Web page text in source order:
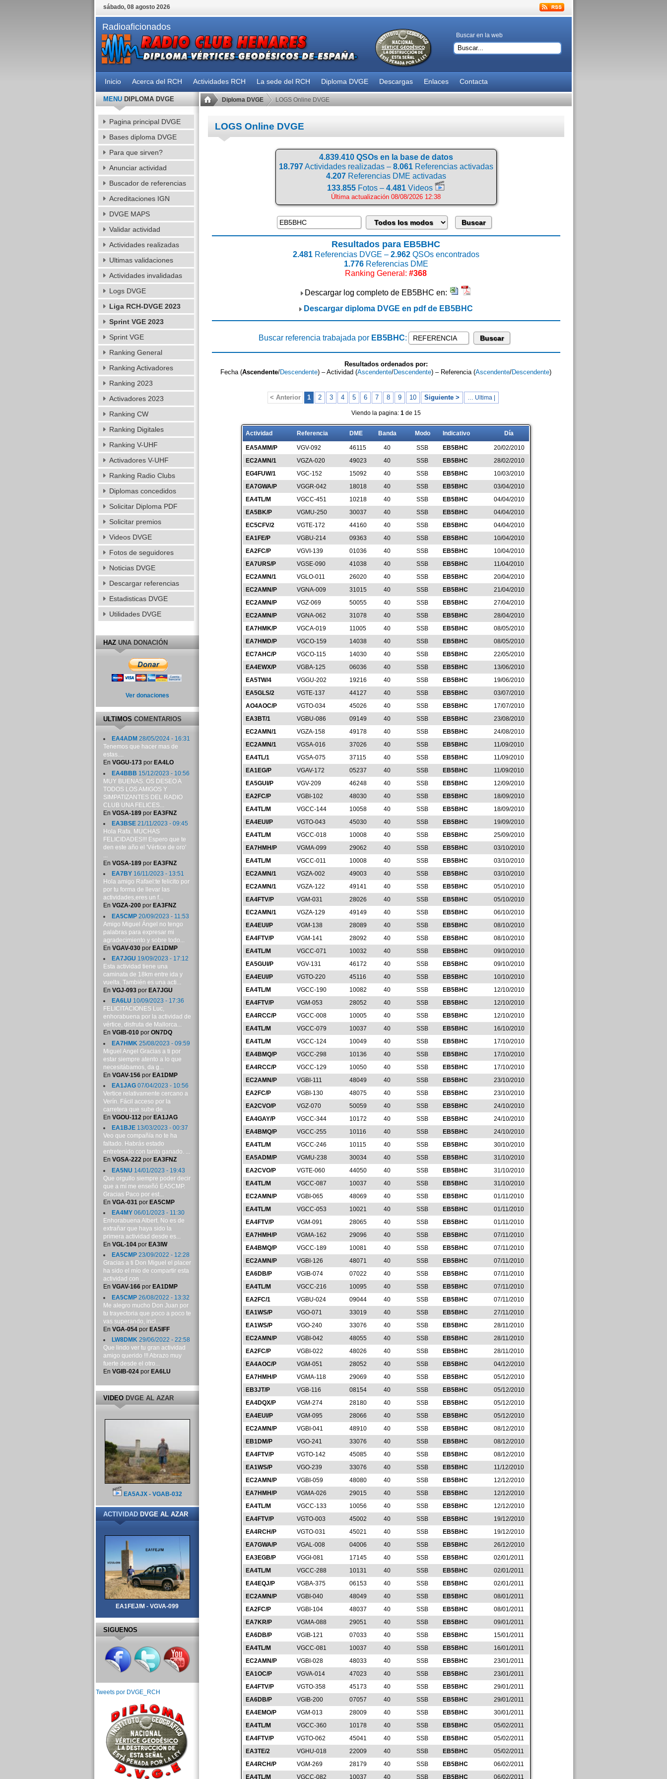
sábado, 08 agosto 2026
Radioaficionados
Buscar en la web
Inicio Acerca del RCH Actividades RCH La sede del RCH Diploma DVGE Descargas Enlaces Contacta
Diploma DVGE LOGS Online DVGE
LOGS Online DVGE
4.839.410 QSOs en la base de datos
18.797Actividades realizadas – 8.061Referencias activadas
4.207Referencias DME activadas
133.855 Fotos – 4.481 Videos
Última actualización 08/08/2026 12:38
Resultados para EB5BHC
2.481Referencias DVGE – 2.962QSOs encontrados
1.776Referencias DME
Ranking General: #368
Descargar log completo de EB5BHC en:
Descargar diploma DVGE en pdf de EB5BHC
Buscar referencia trabajada por EB5BHC:
Resultados ordenados por:
Fecha (Ascendente/Descendente) – Actividad (Ascendente/Descendente) – Referencia (Ascendente/Descendente)
< Anterior 1 2 3 4 5 6 7 8 9 10 Siguiente > … Ultima |
Viendo la pagina: 1de 15
Actividad Referencia DME Banda Modo Indicativo Día
EA5AMM/P VGV-092 46115 40 SSB EB5BHC
20/02/2010
EC2AMN/1
VGZA-020 49023 40 SSB EB5BHC
28/02/2010
EG4FUW/1
VGC-152 15092 40 SSB EB5BHC
10/03/2010
EA7GWA/P
VGGR-042 18018 40 SSB EB5BHC
03/04/2010
EA4TL/M
VGCC-451 10218 40 SSB EB5BHC
04/04/2010
EA5BK/P
VGMU-250 30037 40 SSB EB5BHC
04/04/2010
EC5CFV/2
VGTE-172 44160 40 SSB EB5BHC
04/04/2010
EA1FE/P
VGBU-214 09363 40 SSB EB5BHC
10/04/2010
EA2FC/P
VGVI-139 01036 40 SSB EB5BHC
10/04/2010
EA7URS/P
VGSE-090 41038 40 SSB EB5BHC
11/04/2010
EC2AMN/1
VGLO-011 26020 40 SSB EB5BHC
20/04/2010
EC2AMN/P
VGNA-009 31015 40 SSB EB5BHC
21/04/2010
EC2AMN/P
VGZ-069 50055 40 SSB EB5BHC
27/04/2010
EC2AMN/P
VGNA-062 31078 40 SSB EB5BHC
28/04/2010
EA7HMK/P
VGCA-019 11005 40 SSB EB5BHC
08/05/2010
EA7HMD/P
VGCO-159 14038 40 SSB EB5BHC
08/05/2010
EC7AHC/P
VGCO-115 14030 40 SSB EB5BHC
22/05/2010
EA4EWX/P
VGBA-125 06036 40 SSB EB5BHC
13/06/2010
EA5TW/4
VGGU-202 19216 40 SSB EB5BHC
19/06/2010
EA5GLS/2
VGTE-137 44127 40 SSB EB5BHC
03/07/2010
AO4AOC/P
VGTO-034 45026 40 SSB EB5BHC
17/07/2010
EA3BT/1
VGBU-086 09149 40 SSB EB5BHC
23/08/2010
EC2AMN/1
VGZA-158 49178 40 SSB EB5BHC
24/08/2010
EC2AMN/1
VGSA-016 37026 40 SSB EB5BHC
11/09/2010
EA4TL/1
VGSA-075 37115 40 SSB EB5BHC
11/09/2010
EA1EG/P
VGAV-172 05237 40 SSB EB5BHC
11/09/2010
EA5GUI/P
VGV-209 46248 40 SSB EB5BHC
12/09/2010
EA2FC/P
VGBI-102 48030 40 SSB EB5BHC
18/09/2010
EA4TL/M
VGCC-144 10058 40 SSB EB5BHC
18/09/2010
EA4EUI/P
VGTO-043 45030 40 SSB EB5BHC
19/09/2010
EA4TL/M
VGCC-018 10008 40 SSB EB5BHC
25/09/2010
EA7HMH/P
VGMA-099 29062 40 SSB EB5BHC
03/10/2010
EA4TL/M
VGCC-011 10008 40 SSB EB5BHC
03/10/2010
EC2AMN/1
VGZA-002 49003 40 SSB EB5BHC
03/10/2010
EC2AMN/1
VGZA-122 49141 40 SSB EB5BHC
05/10/2010
EA4FTV/P
VGM-031 28026 40 SSB EB5BHC
05/10/2010
EC2AMN/1
VGZA-129 49149 40 SSB EB5BHC
06/10/2010
EA4EUI/P
VGM-138 28089 40 SSB EB5BHC
08/10/2010
EA4FTV/P
VGM-141 28092 40 SSB EB5BHC
08/10/2010
EA4TL/M
VGCC-071 10032 40 SSB EB5BHC
09/10/2010
EA5GUI/P
VGV-131 46172 40 SSB EB5BHC
09/10/2010
EA4EUI/P
VGTO-220 45116 40 SSB EB5BHC
10/10/2010
EA4TL/M
VGCC-190 10082 40 SSB EB5BHC
12/10/2010
EA4FTV/P
VGM-053 28052 40 SSB EB5BHC
12/10/2010
EA4RCC/P
VGCC-008 10005 40 SSB EB5BHC
12/10/2010
EA4TL/M
VGCC-079 10037 40 SSB EB5BHC
16/10/2010
EA4TL/M
VGCC-124 10049 40 SSB EB5BHC
17/10/2010
EA4BMQ/P
VGCC-298 10136 40 SSB EB5BHC
17/10/2010
EA4RCC/P
VGCC-129 10050 40 SSB EB5BHC
17/10/2010
EC2AMN/P
VGBI-111 48049 40 SSB EB5BHC
23/10/2010
EA2FC/P
VGBI-130 48075 40 SSB EB5BHC
23/10/2010
EA2CVO/P
VGZ-070 50059 40 SSB EB5BHC
24/10/2010
EA4GAY/P
VGCC-344 10172 40 SSB EB5BHC
24/10/2010
EA4BMQ/P
VGCC-255 10116 40 SSB EB5BHC
24/10/2010
EA4TL/M
VGCC-246 10115 40 SSB EB5BHC
30/10/2010
EA5ADM/P
VGMU-238 30034 40 SSB EB5BHC
31/10/2010
EA2CVO/P
VGTE-060 44050 40 SSB EB5BHC
31/10/2010
EA4TL/M
VGCC-087 10037 40 SSB EB5BHC
31/10/2010
EC2AMN/P
VGBI-065 48069 40 SSB EB5BHC
01/11/2010
EA4TL/M
VGCC-053 10021 40 SSB EB5BHC
01/11/2010
EA4FTV/P
VGM-091 28065 40 SSB EB5BHC
01/11/2010
EA7HMH/P
VGMA-162 29096 40 SSB EB5BHC
07/11/2010
EA4BMQ/P
VGCC-189 10081 40 SSB EB5BHC
07/11/2010
EC2AMN/P
VGBI-126 48071 40 SSB EB5BHC
07/11/2010
EA6DB/P
VGIB-074 07022 40 SSB EB5BHC
07/11/2010
EA4TL/M
VGCC-216 10095 40 SSB EB5BHC
07/11/2010
EA2FC/1
VGBU-024 09044 40 SSB EB5BHC
07/11/2010
EA1WS/P
VGO-071 33019 40 SSB EB5BHC
27/11/2010
EA1WS/P
VGO-240 33076 40 SSB EB5BHC
28/11/2010
EC2AMN/P
VGBI-042 48055 40 SSB EB5BHC
28/11/2010
EA2FC/P
VGBI-022 48026 40 SSB EB5BHC
28/11/2010
EA4AOC/P
VGM-051 28052 40 SSB EB5BHC
04/12/2010
EA7HMH/P
VGMA-118 29069 40 SSB EB5BHC
05/12/2010
EB3JT/P
VGB-116 08154 40 SSB EB5BHC
05/12/2010
EA4DQX/P
VGM-274 28180 40 SSB EB5BHC
05/12/2010
EA4EUI/P
VGM-095 28066 40 SSB EB5BHC
05/12/2010
EC2AMN/P
VGBI-041 48910 40 SSB EB5BHC
08/12/2010
EB1DM/P
VGO-241 33076 40 SSB EB5BHC
08/12/2010
EA4FTV/P
VGTO-142 45085 40 SSB EB5BHC
08/12/2010
EA1WS/P
VGO-239 33076 40 SSB EB5BHC
11/12/2010
EC2AMN/P
VGBI-059 48080 40 SSB EB5BHC
12/12/2010
EA7HMH/P
VGMA-026 29015 40 SSB EB5BHC
12/12/2010
EA4TL/M
VGCC-133 10056 40 SSB EB5BHC
12/12/2010
EA4FTV/P
VGTO-003 45002 40 SSB EB5BHC
19/12/2010
EA4RCH/P
VGTO-031 45021 40 SSB EB5BHC
19/12/2010
EA7GWA/P
VGAL-008 04006 40 SSB EB5BHC
26/12/2010
EA3EGB/P
VGGI-081 17145 40 SSB EB5BHC
02/01/2011
EA4TL/M
VGCC-288 10131 40 SSB EB5BHC
02/01/2011
EA4EQJ/P
VGBA-375 06153 40 SSB EB5BHC
02/01/2011
EC2AMN/P
VGBI-040 48049 40 SSB EB5BHC
08/01/2011
EA2FC/P
VGBI-104 48037 40 SSB EB5BHC
08/01/2011
EA7KR/P
VGMA-088 29051 40 SSB EB5BHC
09/01/2011
EA6DB/P
VGIB-121 07033 40 SSB EB5BHC
15/01/2011
EA4TL/M
VGCC-081 10037 40 SSB EB5BHC
16/01/2011
EC2AMN/P
VGBI-028 48033 40 SSB EB5BHC
23/01/2011
EA1OC/P
VGVA-014 47023 40 SSB EB5BHC
23/01/2011
EA4FTV/P
VGTO-358 45173 40 SSB EB5BHC
29/01/2011
EA6DB/P
VGIB-200 07057 40 SSB EB5BHC
29/01/2011
EA4EMO/P
VGM-013 28009 40 SSB EB5BHC
30/01/2011
EA4TL/M
VGCC-360 10178 40 SSB EB5BHC
05/02/2011
EA4FTV/P
VGTO-062 45041 40 SSB EB5BHC
05/02/2011
EA3TE/2
VGHU-018 22009 40 SSB EB5BHC
05/02/2011
EA4RCH/P
VGM-269 28179 40 SSB EB5BHC
06/02/2011
EA4TL/M
VGCC-082 10037 40 SSB EB5BHC 06/02/2011
MENUDIPLOMA DVGE
Pagina principal DVGE
Bases diploma DVGE
Para que sirven?
Anunciar actividad
Buscador de referencias
Acreditaciones IGN
DVGE MAPS
Validar actividad
Actividades realizadas
Ultimas validaciones
Actividades invalidadas
Logs DVGE
Liga RCH-DVGE 2023
Sprint VGE 2023
Sprint VGE
Ranking General
Ranking Activadores
Ranking 2023
Activadores 2023
Ranking CW
Ranking Digitales
Ranking V-UHF
Activadores V-UHF
Ranking Radio Clubs
Diplomas concedidos
Solicitar Diploma PDF
Solicitar premios
Videos DVGE
Fotos de seguidores
Noticias DVGE
Descargar referencias
Estadisticas DVGE
Utilidades DVGE
HAZUNA DONACIÓN
Ver donaciones
ULTIMOSCOMENTARIOS
EA4ADM 28/05/2024 - 16:31
Tenemos que hacer mas de
estas....
En VGGU-173por EA4LO
EA4BBB 15/12/2023 - 10:56
MUY BUENAS. OS DESEO A
TODOS LOS AMIGOS Y
SIMPATIZANTES DEL RADIO
CLUB UNA FELICES...
En VGSA-189por EA3FNZ
EA3BSE21/11/2023 - 09:45
Hola Rafa. MUCHAS
FELICIDADES!!! Espero que te
den este año el 'Vértice de oro'
...
En VGSA-189por EA3FNZ
EA7BY16/11/2023 - 13:51
Hola amigo Rafael:te felicito por
por tu forma de llevar las
actividades,eres un f...
En VGZA-200por EA3FNZ
EA5CMP20/09/2023 - 11:53
Amigo Miguel Ángel no tengo
palabras para expresar mi
agradecimiento y sobre todo...
En VGAV-030por EA1DMP
EA7JGU 19/09/2023 - 17:12
Esta actividad tiene una
caminata de 18km entre ida y
vuelta. También es una acti...
En VGJ-093por EA7JGU
EA6LU 10/09/2023 - 17:36
FELICITACIONES Luc,
enhorabuena por la actividad de
vértice, disfruta de Mallorca...
En VGIB-010por ON7DQ
EA7HMK 25/08/2023 - 09:59
Miguel Angel Gracias a ti por
estar siempre atento a lo que
necesitábamos, da g...
En VGAV-156por EA1DMP
EA1JAG07/04/2023 - 10:56
Vertice relativamente cercano a
Verín. Fácil acceso por la
carretera que sube de...
En VGOU-112por EA1JAG
EA1BJE13/03/2023 - 00:37
Veo que compañía no te ha
faltado. Habrás estado
entretenido con tanto ganado. ...
En VGSA-222por EA3FNZ
EA5NU 14/01/2023 - 19:43
Que orgullo siempre poder decir
que a mí me enseñó EA5CMP.
Gracias Paco por est...
En VGA-031 por EA5CMP
EA4MY06/01/2023 - 11:30
Enhorabuena Albert. No es de
extrañar que haya sido la
primera actividad desde es...
En VGL-104por EA3IW
EA5CMP23/09/2022 - 12:28
Gracias a ti Don Miguel el placer
ha sido el mío de compartir esta
actividad con ...
En VGAV-166por EA1DMP
EA5CMP26/08/2022 - 13:32
Me alegro mucho Don Juan por
tu trayectoria que poco a poco te
vas superando, incl...
En VGA-054por EA5IFF
LW8DMK29/06/2022 - 22:58
Que lindo ver tu gran actividad
amigo querido !!! Abrazo muy
fuerte desde el otro...
En VGIB-024por EA6LU
VIDEODVGE AL AZAR
EA5AJX - VGAB-032
ACTIVIDADDVGE AL AZAR
EA1FEJ/M - VGVA-099
SIGUENOS
Tweets por DVGE_RCH